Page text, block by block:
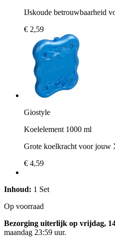
IJskoude betrouwbaarheid
€ 2,59
Giostyle
Koelelement 1000 ml
Grote koelkracht voor jouw
€ 4,59
Inhoud: 1 Set
Op voorraad
Bezorging uiterlijk op vrijdag,
maandag 23:59 uur.